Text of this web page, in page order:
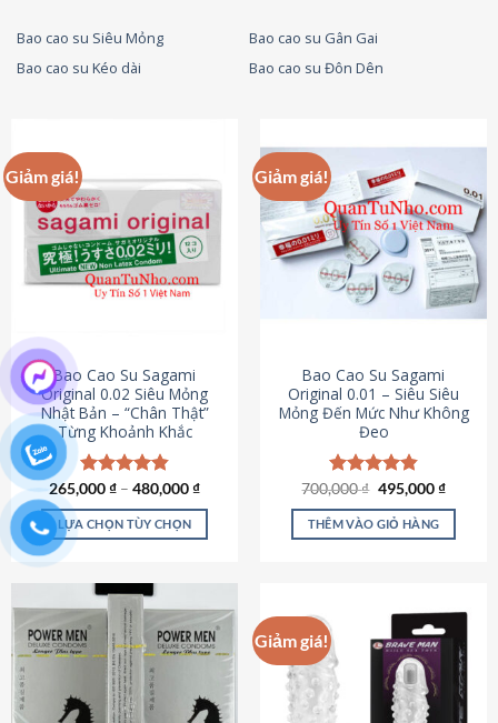
thể.
tùy
thể
được
chọn
trên
trang
sản
phẩm
Bao cao su Siêu Mỏng
Bao cao su Gân Gai
Bao cao su Kéo dài
Bao cao su Đôn Dên
Giảm giá!
Bao Cao Su Sagami
Original 0.02 Siêu Mỏng
Nhật Bản – “Chân Thật”
Từng Khoảnh Khắc
Được xếp
hạng4.87
5 sao
265,000₫ – 480,000₫
LỰA CHỌN TÙY CHỌN
này
có
nhiều
biến
thể.
Các
Giảm giá!
Bao Cao Su Sagami
Original 0.01 – Siêu Siêu
Mỏng Đến Mức Như Không
Đeo
Được xếp
hạng4.83
5 sao
700,000₫ Giá
là:
700,000 ₫.
495,000₫Giá
tại
THÊM VÀO GIỎ HÀNG
Giảm giá!